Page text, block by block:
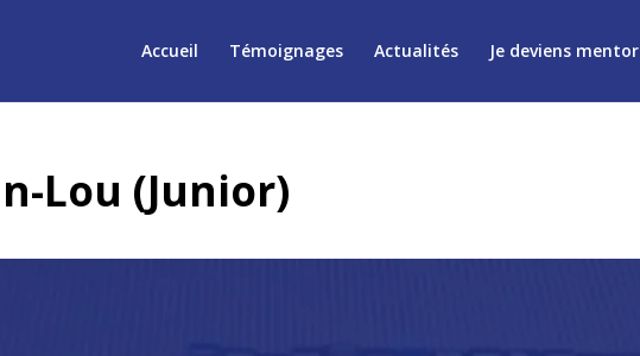
Accueil Témoignages Actualités Je deviens mentor
Lou (Junior)